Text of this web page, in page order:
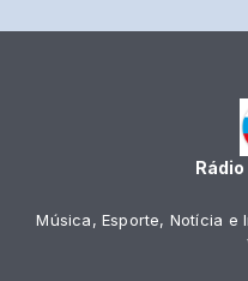
Música, Esporte, Notícia e